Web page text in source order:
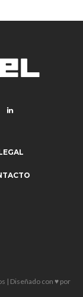
| Diseñado con ♥ por